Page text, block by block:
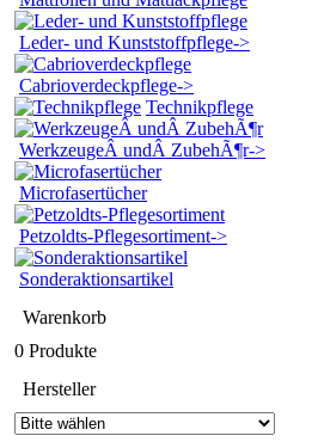
Leder- und Kunststoffpflege->
Cabrioverdeckpflege->
Technikpflege
WerkzeugeÂ undÂ ZubehÃ¶r->
Microfasertücher
Petzoldts-Pflegesortiment->
Sonderaktionsartikel
Warenkorb
0 Produkte
Hersteller